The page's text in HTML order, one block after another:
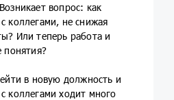
вопрос: как
коллегами, не снижая
Или теперь работа и
понятия?
в новую должность и
коллегами ходит много